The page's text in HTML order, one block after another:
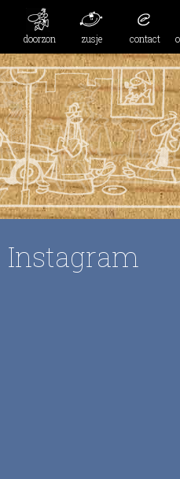
doorzon zusje contact
Instagram